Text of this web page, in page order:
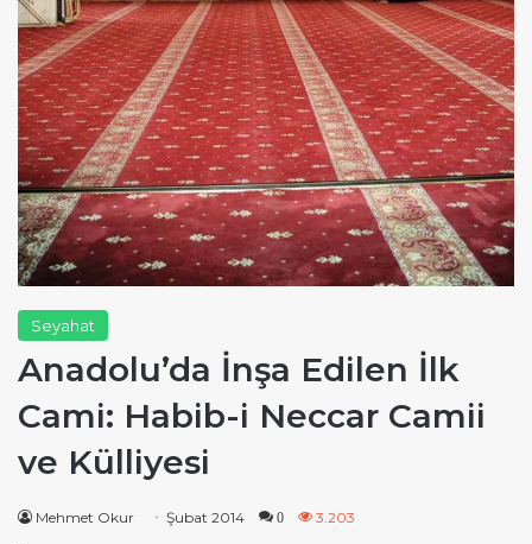
Seyahat
Anadolu’da İnşa Edilen İlk
Cami: Habib-i Neccar Camii
ve Külliyesi
Mehmet Okur Şubat 2014 0 3.203